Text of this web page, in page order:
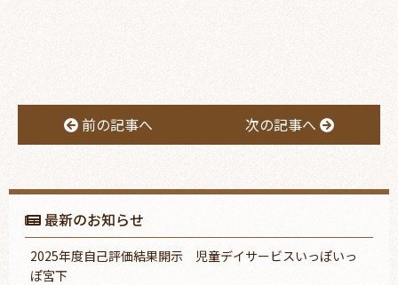
前の記事へ 次の記事へ
最新のお知らせ
2025年度自己評価結果開示 児童デイサービスいっぽいっ
ぽ宮下